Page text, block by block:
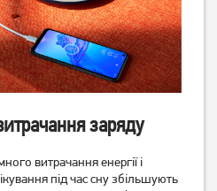
заряду
витрачання енергії і
під час сну збільшують